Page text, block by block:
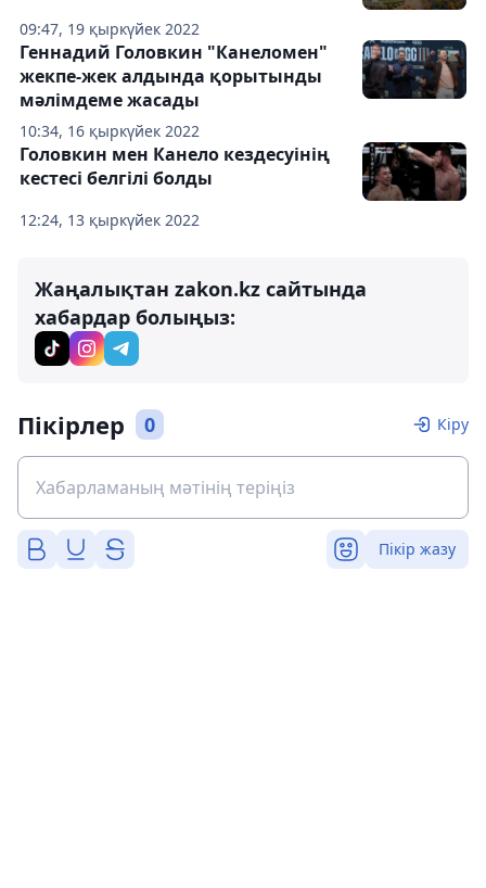
09:47, 19 қыркүйек 2022
10:34, 16 қыркүйек 2022
Геннадий Головкин "Канеломен"
жекпе-жек алдында қорытынды
мәлімдеме жасады
12:24, 13 қыркүйек 2022
Головкин мен Канело кездесуінің
кестесі белгілі болды
Жаңалықтан zakon.kz сайтында
хабардар болыңыз:
Пікірлер 0 Кіру
Пікір жазу